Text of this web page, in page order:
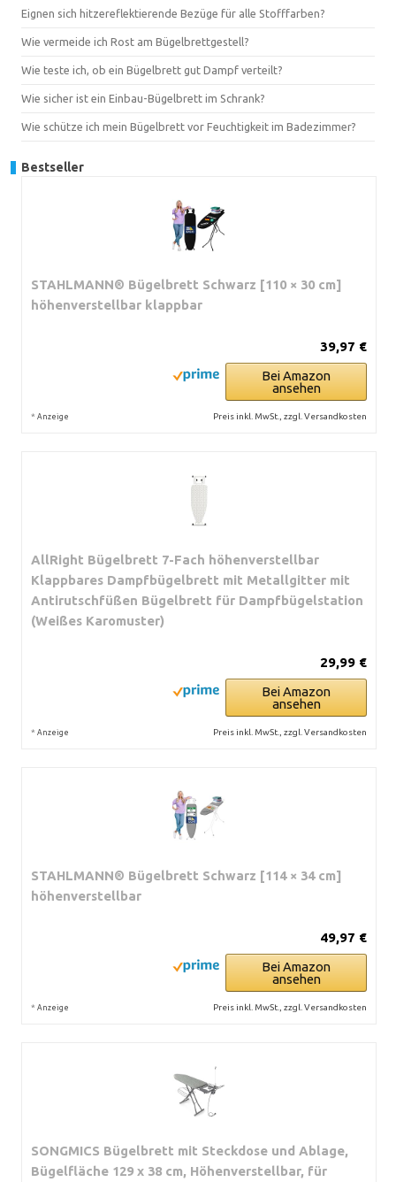
Eignen sich hitzereflektierende Bezüge für alle Stofffarben?
Wie vermeide ich Rost am Bügelbrettgestell?
Wie teste ich, ob ein Bügelbrett gut Dampf verteilt?
Wie sicher ist ein Einbau-Bügelbrett im Schrank?
Wie schütze ich mein Bügelbrett vor Feuchtigkeit im Badezimmer?
Bestseller
STAHLMANN® Bügelbrett Schwarz [110 × 30 cm]
höhenverstellbar klappbar
39,97 €
Bei Amazon
ansehen
* Anzeige Preis inkl. MwSt., zzgl. Versandkosten
AllRight Bügelbrett 7-Fach höhenverstellbar
Klappbares Dampfbügelbrett mit Metallgitter mit
Antirutschfüßen Bügelbrett für Dampfbügelstation
(Weißes Karomuster)
29,99 €
Bei Amazon
ansehen
* Anzeige Preis inkl. MwSt., zzgl. Versandkosten
STAHLMANN® Bügelbrett Schwarz [114 × 34 cm]
höhenverstellbar
49,97 €
Bei Amazon
ansehen
* Anzeige Preis inkl. MwSt., zzgl. Versandkosten
SONGMICS Bügelbrett mit Steckdose und Ablage,
Bügelfläche 129 x 38 cm, Höhenverstellbar, für